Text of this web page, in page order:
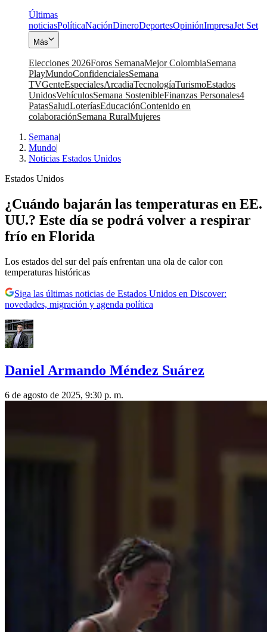
Últimas
noticiasPolíticaNaciónDineroDeportesOpiniónImpresaJet Set
Más
Elecciones 2026Foros SemanaMejor ColombiaSemana
PlayMundoConfidencialesSemana
TVGenteEspecialesArcadiaTecnologíaTurismoEstados
UnidosVehículosSemana SostenibleFinanzas Personales4
PatasSaludLoteríasEducaciónContenido en
colaboraciónSemana RuralMujeres
Semana|
Mundo|
Noticias Estados Unidos
Estados Unidos
¿Cuándo bajarán las temperaturas en EE.
UU.? Este día se podrá volver a respirar
frío en Florida
Los estados del sur del país enfrentan una ola de calor con
temperaturas históricas
Siga las últimas noticias de Estados Unidos en Discover:
novedades, migración y agenda política
Daniel Armando Méndez Suárez
6 de agosto de 2025, 9:30 p. m.